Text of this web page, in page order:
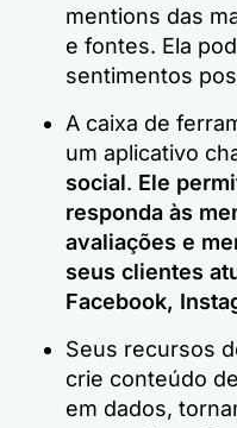
mentions das
e fontes. Ela
sentimentos
A caixa de
um aplicativo
social. Ele
responda às
avaliações e
seus clientes
Facebook,
Seus recursos
crie conteúdo
em dados,